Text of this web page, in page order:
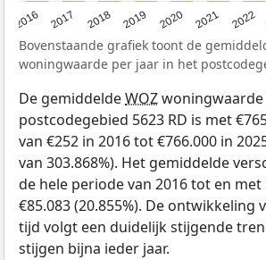
2016 2017 2018 2019 2020 2021 2022
Bovenstaande grafiek toont de
woningwaarde per jaar in het
De gemiddeldeWOZ
postcodegebied 5623 RD is met
van €252 in 2016 tot €766.000 in
van 303.868%). Het gemiddelde
de hele periode van 2016 tot en met
€85.083 (20.855%). De ontwikkeling
tijd volgt een duidelijk stijgende
stijgen bijna ieder jaar.